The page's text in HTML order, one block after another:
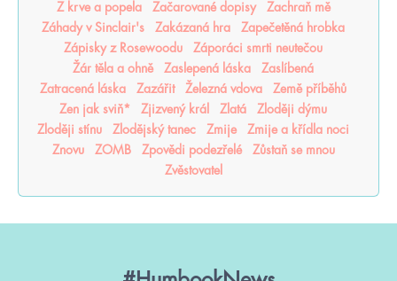
Z krve a popela
Začarované dopisy
Zachraň mě
Záhady v Sinclair's
Zakázaná hra
Zapečetěná hrobka
Zápisky z Rosewoodu
Záporáci smrti neutečou
Žár těla a ohně
Zaslepená láska
Zaslíbená
Zatracená láska
Zazářit Železná vdova
Země příběhů
Zen jak sviň*
Zjizvený král Zlatá
Zloději dýmu
Zloději stínu
Zlodějský tanec Zmije
Zmije a křídla noci
Znovu
ZOMB Zpovědi podezřelé
Zůstaň se mnou
Zvěstovatel